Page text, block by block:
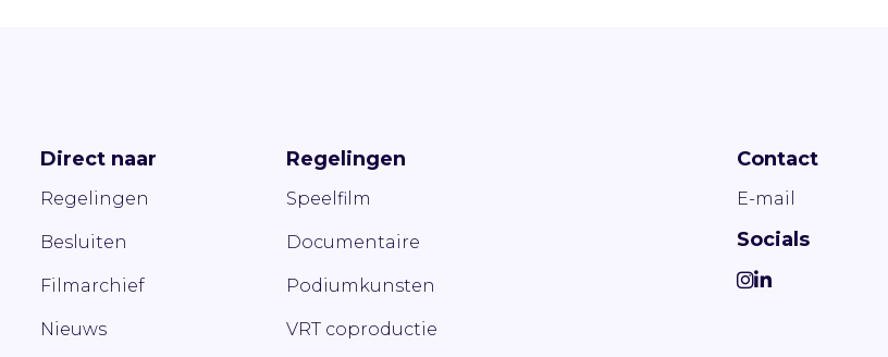
Direct naar
Regelingen
Besluiten
Filmarchief
Nieuws
Regelingen
Speelfilm
Documentaire
Podiumkunsten
VRT coproductie
Contact
E-mail
Socials